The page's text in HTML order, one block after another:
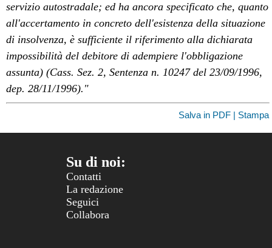
servizio autostradale; ed ha ancora specificato che, quanto
all'accertamento in concreto dell'esistenza della situazione
di insolvenza, è sufficiente il riferimento alla dichiarata
impossibilità del debitore di adempiere l'obbligazione
assunta) (Cass. Sez. 2, Sentenza n. 10247 del 23/09/1996,
dep. 28/11/1996)."
Salva in PDF | Stampa
Su di noi:
Contatti
La redazione
Seguici
Collabora